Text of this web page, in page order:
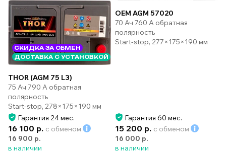
СКИДКА ЗА ОБМЕН
ДОСТАВКА С УСТАНОВКОЙ
THOR (AGM 75 L3)
75 Ач 790 А обратная
полярность
Start-stop, 278×175×190 мм
Гарантия 24 мес.
16 100 р. с обменом
16 900 р.
в наличии
OEM AGM 57020
70 Ач 760 А обратная
полярность
Start-stop, 277×175×190 мм
Гарантия 60 мес.
15 200 р. с обменом
16 000 р.
в наличии